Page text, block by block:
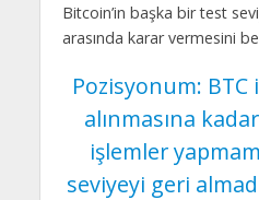
Bitcoin’in başka bir test
arasında karar vermesini
Pozisyonum: BTC
alınmasına
işlemler
seviyeyi geri